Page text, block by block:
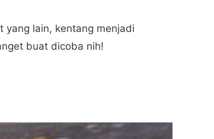
yang lain, kentang menjadi
buat dicoba nih!